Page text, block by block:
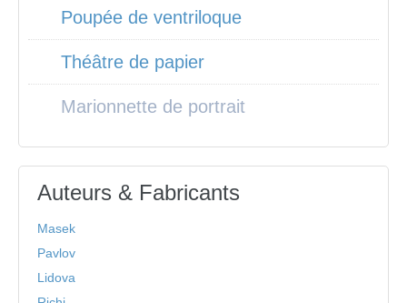
Poupée de ventriloque
Théâtre de papier
Marionnette de portrait
Auteurs & Fabricants
Masek
Pavlov
Lidova